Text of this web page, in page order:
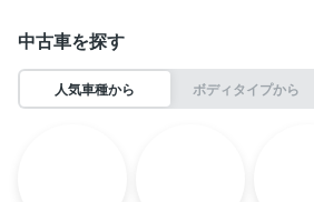
中古車を探す
人気車種から ボディタイプから